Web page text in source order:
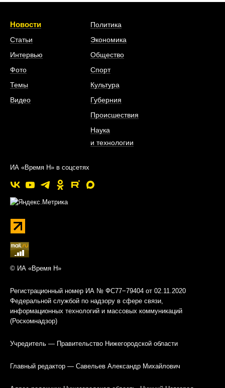
Новости
Статьи
Интервью
Фото
Темы
Видео
Политика
Экономика
Общество
Спорт
Культура
Губерния
Происшествия
Наука
и технологии
ИА «Время Н» в соцсетях
© ИА «Время Н»
Регистрационный номер ИА № ФС77−79404 от 02.11.2020
Федеральной службой по надзору в сфере связи,
информационных технологий и массовых коммуникаций
(Роскомнадзор)
Учредитель — Правительство Нижегородской области
Главный редактор — Савельев Александр Михайлович